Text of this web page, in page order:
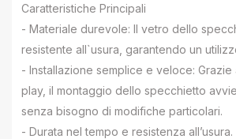
Caratteristiche Principali
- Materiale durevole: Il vetro dello
resistente all`usura, garantendo un
- Installazione semplice e veloce: Grazie
play, il montaggio dello specchietto
senza bisogno di modifiche particolari.
- Durata nel tempo e resistenza all’usura.